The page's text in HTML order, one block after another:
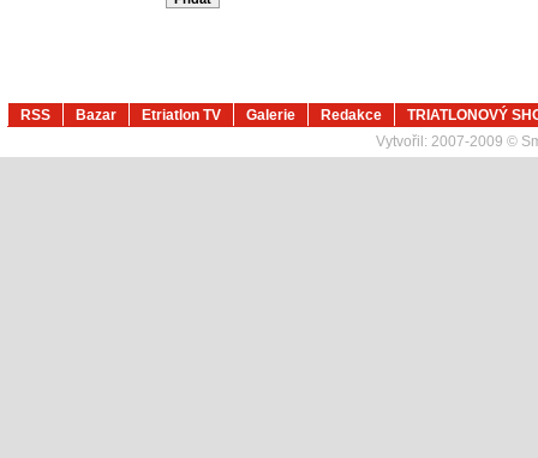
RSS Bazar Etriatlon TV Galerie Redakce
TRIATLONOVÝ
Vytvořil: 2007-2009 ©